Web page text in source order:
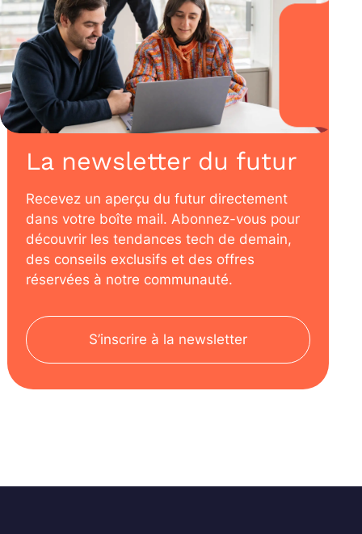
La newsletter du futur
Recevez un aperçu du futur directement
dans votre boîte mail. Abonnez-vous pour
découvrir les tendances tech de demain,
des conseils exclusifs et des offres
réservées à notre communauté.
S’inscrire à la newsletter